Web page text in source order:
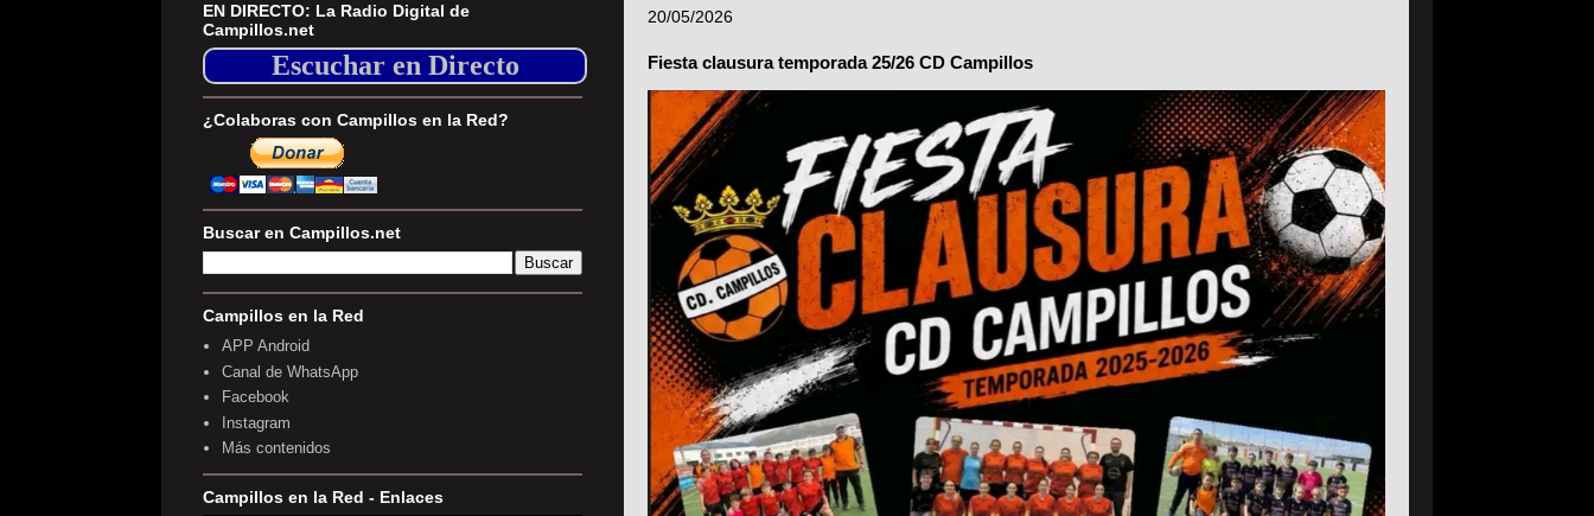
20/05/2026
Fiesta clausura temporada 25/26 CD Campillos
EN DIRECTO: La Radio Digital de
Campillos.net
Escuchar en Directo
¿Colaboras con Campillos en la Red?
Buscar en Campillos.net
Campillos en la Red
APP Android
Canal de WhatsApp
Facebook
Instagram
Más contenidos
Campillos en la Red - Enlaces